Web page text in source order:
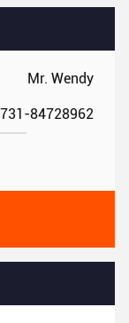
Mr. Wendy
84728962